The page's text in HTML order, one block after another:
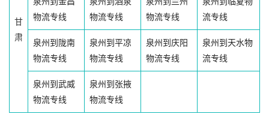
甘
肃
物流专线
物流专线
物流专线
流专线
泉州到陇南
物流专线
泉州到平凉
物流专线
泉州到庆阳
物流专线
泉州到天水物
流专线
泉州到武威
物流专线
泉州到张掖
物流专线